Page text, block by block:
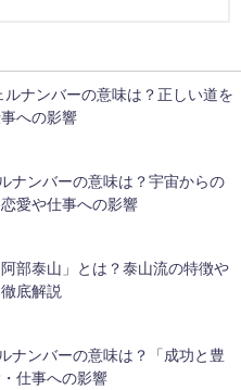
ルナンバーの意味は？正しい道を
への影響
ナンバーの意味は？宇宙からの
愛や仕事への影響
部泰山」とは？泰山流の特徴や
底解説
ナンバーの意味は？「成功と豊
仕事への影響